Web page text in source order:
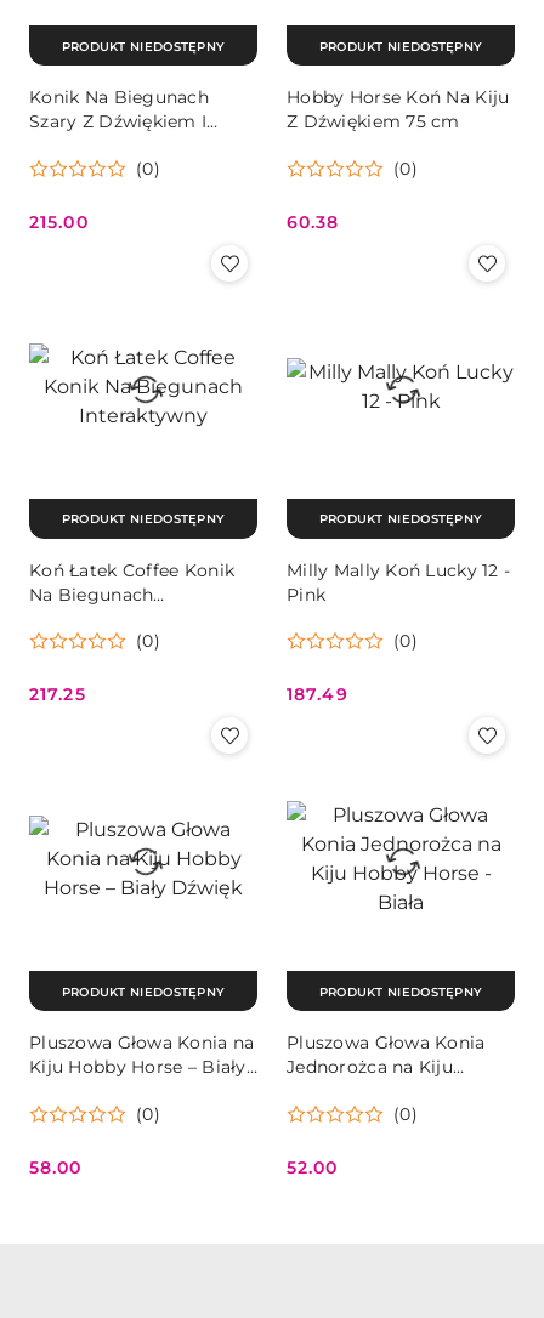
Konik Na Biegunach
Szary Z Dźwiękiem I
(0)
Cena:
215.00
PRODUKT NIEDOSTĘPNY
Hobby Horse Koń Na Kiju
Z Dźwiękiem 75 cm
(0)
Cena:
60.38
PRODUKT NIEDOSTĘPNY
Koń Łatek Coffee Konik
Na Biegunach
(0)
Cena:
217.25
PRODUKT NIEDOSTĘPNY
Milly Mally Koń Lucky 12 -
Pink
(0)
Cena:
187.49
PRODUKT NIEDOSTĘPNY
Pluszowa Głowa Konia na
Kiju Hobby Horse – Biały
(0)
Cena:
58.00
PRODUKT NIEDOSTĘPNY
Pluszowa Głowa Konia
Jednorożca na Kiju
(0)
Cena:
52.00
PRODUKT NIEDOSTĘPNY